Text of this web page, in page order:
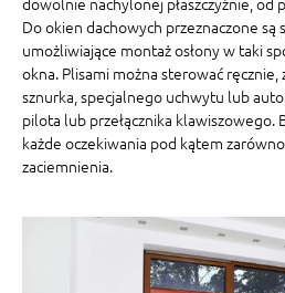
Do okien dachowych przeznaczone są
umożliwiające montaż osłony w taki
okna. Plisami można sterować ręcznie,
sznurka, specjalnego uchwytu lub
pilota lub przełącznika klawiszowego.
każde oczekiwania pod kątem
zaciemnienia.